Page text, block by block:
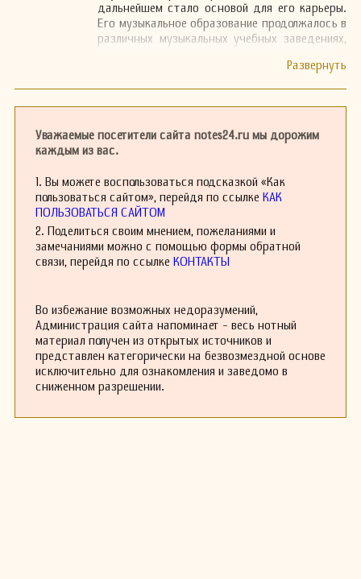
дальнейшем стало основой для его карьеры.
Его музыкальное образование продолжалось в
различных музыкальных учебных заведениях,
В течение своей карьеры Джон Хайетт Брюэр
зарекомендовал себя как талантливый
музыкальные жанры, от церковной музыки до
светских музыкальных форм. Брюэр также
различных храмах и концертных залах, где
его игра привлекала внимание слушателей.
Брюэр был также известен своей
педагогической деятельностью. Он обучал
молодых музыкантов, передавая им свои
знания и опыт. Это способствовало развитию
К сожалению, подробности о его жизни и
карьере остаются несколько ограниченными,
однако его наследие продолжает жить в
произведениях, которые он оставил после
себя. Брюэр отошел в мир иной в 1931 году, но
его вклад в музыку продолжает вдохновлять
музыкантов и композиторов по сей день.
Уважаемые посетители сайта notes24.ru мы дорожим
каждым из вас.
1. Вы можете воспользоваться подсказкой «Как
пользоваться сайтом», перейдя по ссылке КАК
ПОЛЬЗОВАТЬСЯ САЙТОМ
2. Поделиться своим мнением, пожеланиями и
замечаниями можно с помощью формы обратной
связи, перейдя по ссылке КОНТАКТЫ
Во избежание возможных недоразумений,
Администрация сайта напоминает - весь нотный
материал получен из открытых источников и
представлен категорически на безвозмездной основе
исключительно для ознакомления и заведомо в
сниженном разрешении.